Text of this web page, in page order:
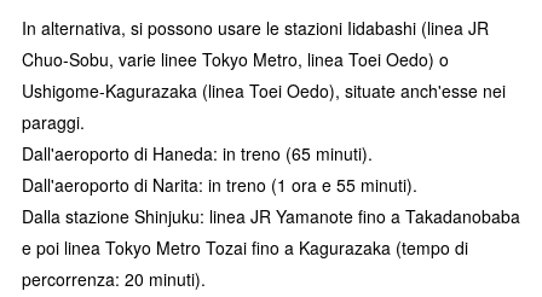
In alternativa, si possono usare le stazioni Iidabashi (linea JR
Chuo-Sobu, varie linee Tokyo Metro, linea Toei Oedo) o
Ushigome-Kagurazaka (linea Toei Oedo), situate anch'esse nei
paraggi.
Dall'aeroporto di Haneda: in treno (65 minuti).
Dall'aeroporto di Narita: in treno (1 ora e 55 minuti).
Dalla stazione Shinjuku: linea JR Yamanote fino a Takadanobaba
e poi linea Tokyo Metro Tozai fino a Kagurazaka (tempo di
percorrenza: 20 minuti).